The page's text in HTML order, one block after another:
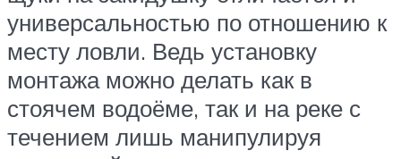
универсальностью по отношению к
месту ловли. Ведь установку
монтажа можно делать как в
стоячем водоёме, так и на реке с
течением лишь манипулируя